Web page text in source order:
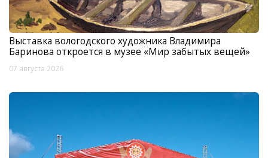
Выставка вологодского художника Владимира
Баринова откроется в музее «Мир забытых вещей»
07 августа 2026